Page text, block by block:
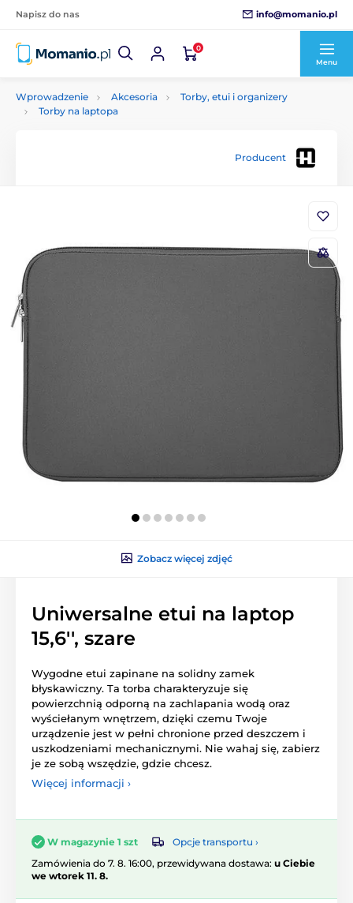
Napisz do nas info@momanio.pl
0
Menu
Wprowadzenie Akcesoria
Torby, etui i organizery
Torby na laptopa
Producent
Zobacz więcej zdjęć
Uniwersalne etui na laptop
15,6'', szare
Wygodne etui zapinane na solidny zamek
błyskawiczny. Ta torba charakteryzuje się
powierzchnią odporną na zachlapania wodą oraz
wyściełanym wnętrzem, dzięki czemu Twoje
urządzenie jest w pełni chronione przed deszczem i
uszkodzeniami mechanicznymi. Nie wahaj się, zabierz
je ze sobą wszędzie, gdzie chcesz.
Więcej informacji ›
W magazynie 1 szt
Opcje transportu ›
Zamówienia do 7. 8. 16:00, przewidywana dostawa: u Ciebie
we wtorek 11. 8.